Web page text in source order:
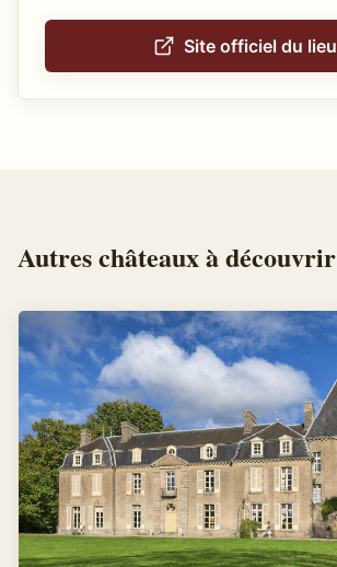
Site officiel du lieu
Autreschâteauxà découvrir